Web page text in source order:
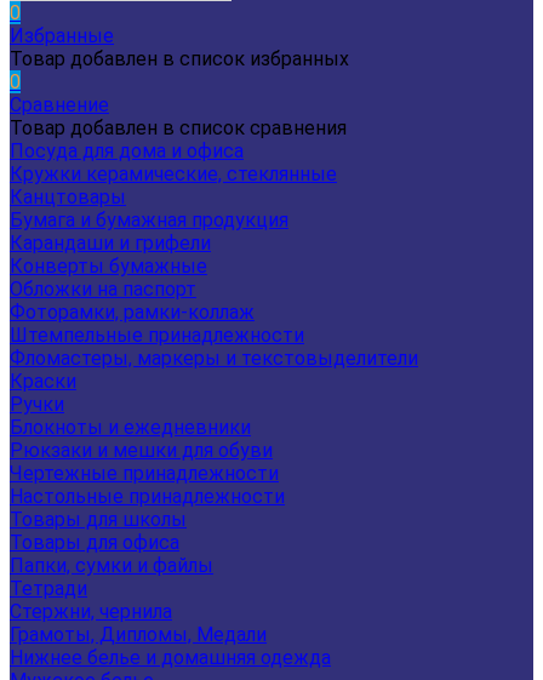
0
Избранные
Товар добавлен в список избранных
0
Сравнение
Товар добавлен в список сравнения
Посуда для дома и офиса
Кружки керамические, стеклянные
Канцтовары
Бумага и бумажная продукция
Карандаши и грифели
Конверты бумажные
Обложки на паспорт
Фоторамки, рамки-коллаж
Штемпельные принадлежности
Фломастеры, маркеры и текстовыделители
Краски
Ручки
Блокноты и ежедневники
Рюкзаки и мешки для обуви
Чертежные принадлежности
Настольные принадлежности
Товары для школы
Товары для офиса
Папки, сумки и файлы
Тетради
Стержни, чернила
Грамоты, Дипломы, Медали
Нижнее белье и домашняя одежда